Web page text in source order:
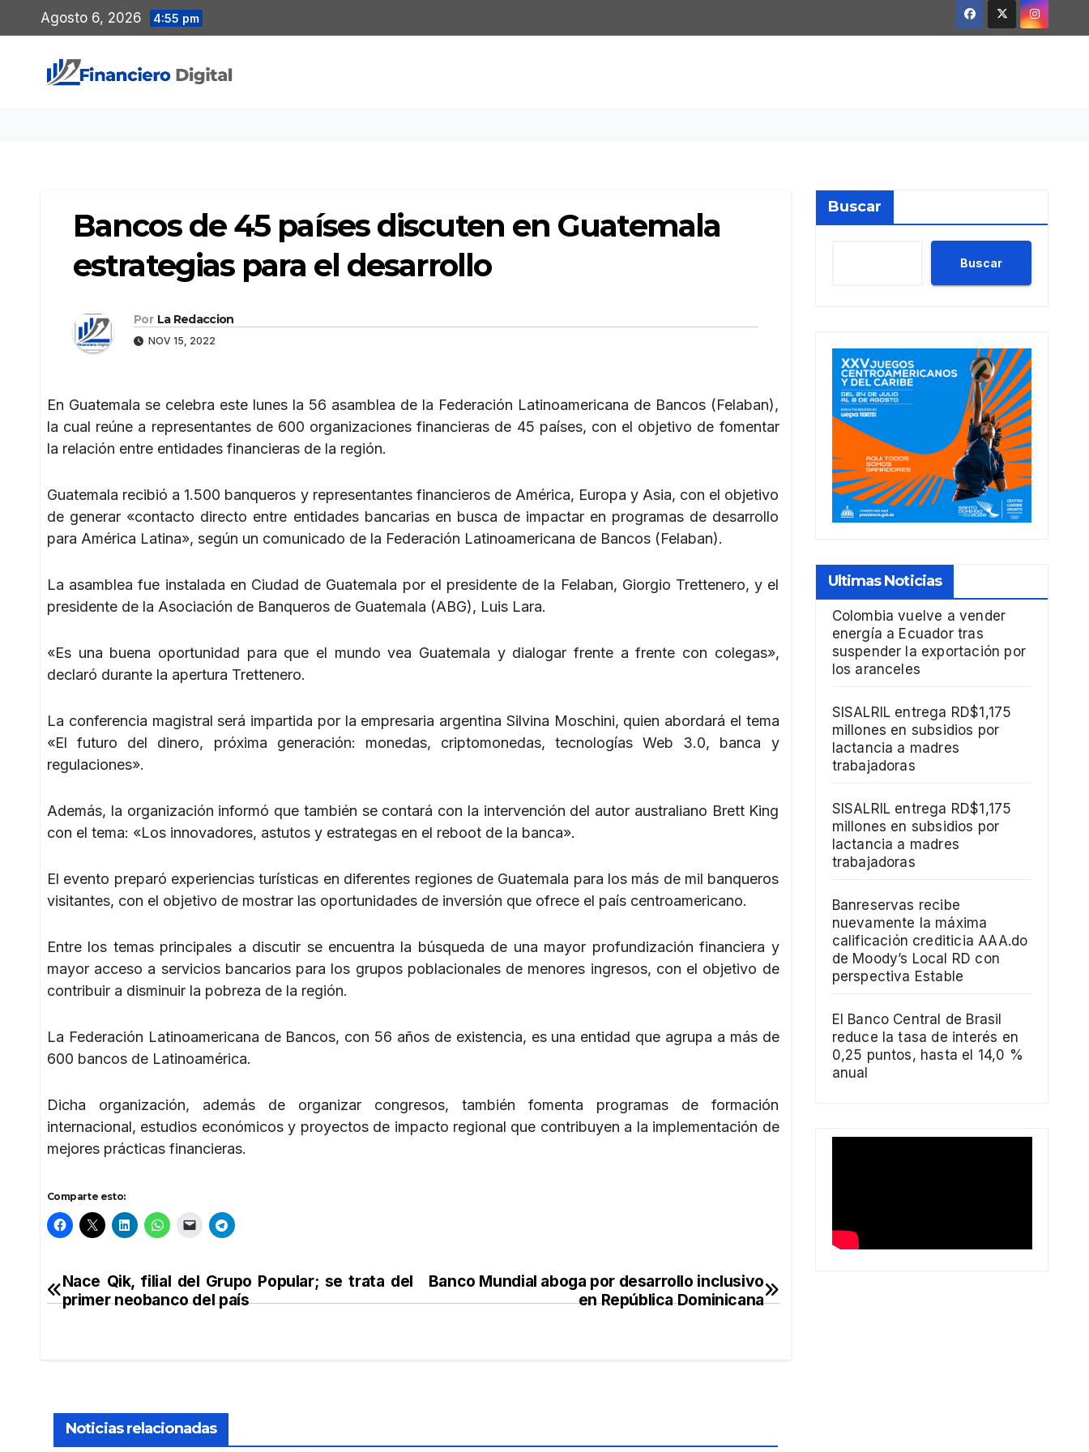
al
contenido
Agosto 6, 2026 4:55 pm
Bancos de 45 países discuten en Guatemala
estrategias para el desarrollo
Por La Redaccion
NOV 15, 2022
En Guatemala se celebra este lunes la 56 asamblea de la Federación Latinoamericana de Bancos (Felaban),
la cual reúne a representantes de 600 organizaciones financieras de 45 países, con el objetivo de fomentar
la relación entre entidades financieras de la región.
Guatemala recibió a 1.500 banqueros y representantes financieros de América, Europa y Asia, con el objetivo
de generar «contacto directo entre entidades bancarias en busca de impactar en programas de desarrollo
para América Latina», según un comunicado de la Federación Latinoamericana de Bancos (Felaban).
La asamblea fue instalada en Ciudad de Guatemala por el presidente de la Felaban, Giorgio Trettenero, y el
presidente de la Asociación de Banqueros de Guatemala (ABG), Luis Lara.
«Es una buena oportunidad para que el mundo vea Guatemala y dialogar frente a frente con colegas»,
declaró durante la apertura Trettenero.
La conferencia magistral será impartida por la empresaria argentina Silvina Moschini, quien abordará el tema
«El futuro del dinero, próxima generación: monedas, criptomonedas, tecnologías Web 3.0, banca y
regulaciones».
Además, la organización informó que también se contará con la intervención del autor australiano Brett King
con el tema: «Los innovadores, astutos y estrategas en el reboot de la banca».
El evento preparó experiencias turísticas en diferentes regiones de Guatemala para los más de mil banqueros
visitantes, con el objetivo de mostrar las oportunidades de inversión que ofrece el país centroamericano.
Entre los temas principales a discutir se encuentra la búsqueda de una mayor profundización financiera y
mayor acceso a servicios bancarios para los grupos poblacionales de menores ingresos, con el objetivo de
contribuir a disminuir la pobreza de la región.
La Federación Latinoamericana de Bancos, con 56 años de existencia, es una entidad que agrupa a más de
600 bancos de Latinoamérica.
Dicha organización, además de organizar congresos, también fomenta programas de formación
internacional, estudios económicos y proyectos de impacto regional que contribuyen a la implementación de
mejores prácticas financieras.
Comparte esto:
Navegación
Banco Mundial aboga por desarrollo inclusivo
en República Dominicana
Nace Qik, filial del Grupo Popular; se trata del
primer neobanco del país
Noticias relacionadas
Buscar
Buscar
Ultimas Noticias
Colombia vuelve a vender
energía a Ecuador tras
suspender la exportación por
los aranceles
SISALRIL entrega RD$1,175
millones en subsidios por
lactancia a madres
trabajadoras
SISALRIL entrega RD$1,175
millones en subsidios por
lactancia a madres
trabajadoras
Banreservas recibe
nuevamente la máxima
calificación crediticia AAA.do
de Moody’s Local RD con
perspectiva Estable
El Banco Central de Brasil
reduce la tasa de interés en
0,25 puntos, hasta el 14,0 %
anual